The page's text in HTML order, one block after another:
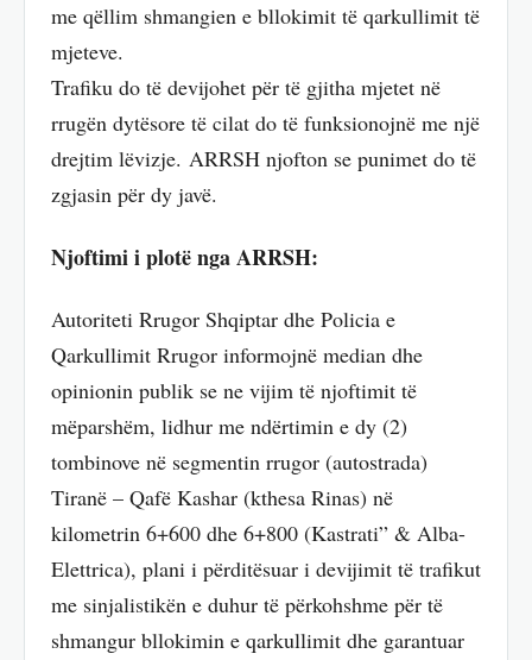
me qëllim shmangien e bllokimit të qarkullimit të
mjeteve.
Trafiku do të devijohet për të gjitha mjetet në
rrugën dytësore të cilat do të funksionojnë me një
drejtim lëvizje. ARRSH njofton se punimet do të
zgjasin për dy javë.
Njoftimi i plotë nga ARRSH:
Autoriteti Rrugor Shqiptar dhe Policia e
Qarkullimit Rrugor informojnë median dhe
opinionin publik se ne vijim të njoftimit të
mëparshëm, lidhur me ndërtimin e dy (2)
tombinove në segmentin rrugor (autostrada)
Tiranë – Qafë Kashar (kthesa Rinas) në
kilometrin 6+600 dhe 6+800 (Kastrati” & Alba-
Elettrica), plani i përditësuar i devijimit të trafikut
me sinjalistikën e duhur të përkohshme për të
shmangur bllokimin e qarkullimit dhe garantuar